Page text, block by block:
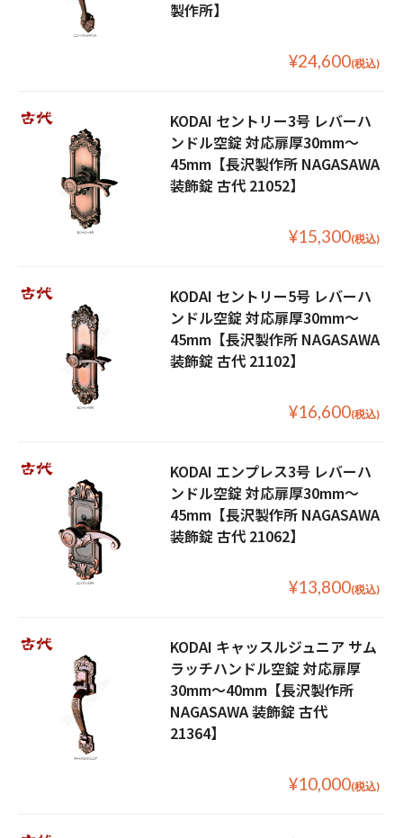
製作所】
¥24,600(税込)
KODAI セントリー3号 レバーハ
ンドル空錠 対応扉厚30mm〜
45mm【長沢製作所 NAGASAWA
装飾錠 古代 21052】
¥15,300(税込)
KODAI セントリー5号 レバーハ
ンドル空錠 対応扉厚30mm〜
45mm【長沢製作所 NAGASAWA
装飾錠 古代 21102】
¥16,600(税込)
KODAI エンプレス3号 レバーハ
ンドル空錠 対応扉厚30mm〜
45mm【長沢製作所 NAGASAWA
装飾錠 古代 21062】
¥13,800(税込)
KODAI キャッスルジュニア サム
ラッチハンドル空錠 対応扉厚
30mm〜40mm【長沢製作所
NAGASAWA 装飾錠 古代
21364】
¥10,000(税込)